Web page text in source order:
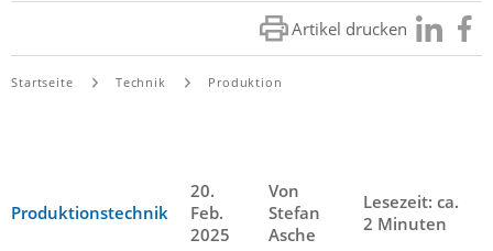
Artikel drucken Besuchen
Sie
Sie
Startseite Technik Produktion
Produktionstechnik
20.
Feb.
2025
Von
Stefan
Asche
Lesezeit: ca.
2 Minuten